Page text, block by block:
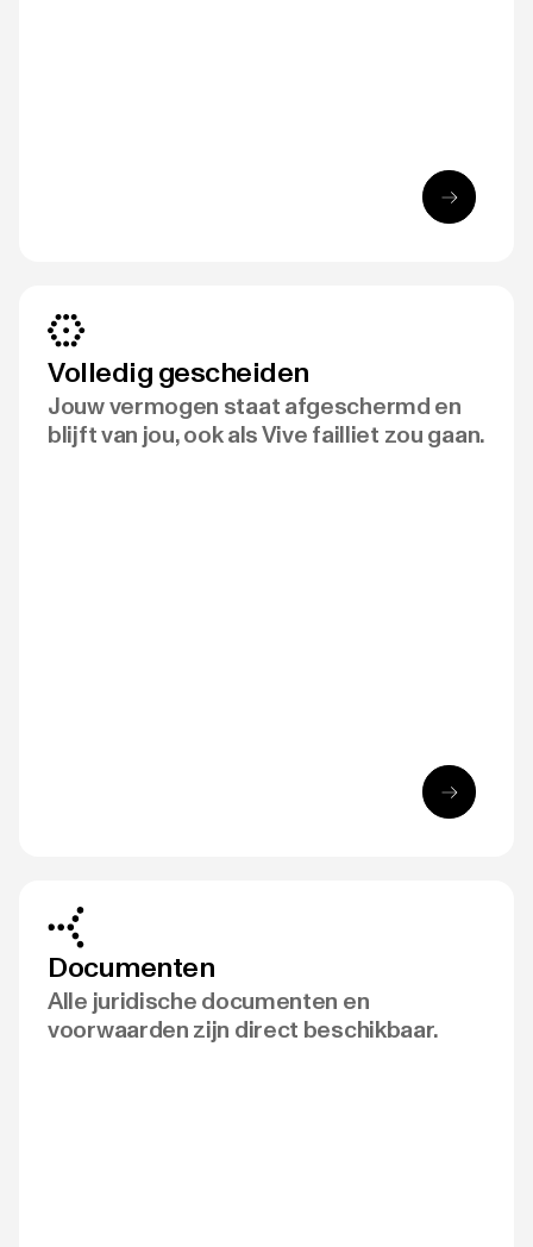
Volledig gescheiden
Jouw vermogen staat afgeschermd en
blijft van jou, ook als Vive failliet zou gaan.
Documenten
Alle juridische documenten en
voorwaarden zijn direct beschikbaar.